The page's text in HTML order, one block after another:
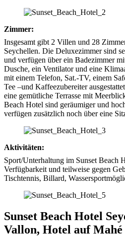
Zimmer:
Insgesamt gibt 2 Villen und 28
Seychellen. Die Deluxezimmer sind
und verfügen über ein Badezimmer
Dusche, ein Ventilator und eine
mit einem Telefon, Sat.-TV, einem
Tee –und Kaffeezubereiter
eine gemütliche Terrasse mit
Beach Hotel sind geräumiger und
verfügen zusätzlich noch über eine
Aktivitäten:
Sport/Unterhaltung im Sunset Beach
Verfügbarkeit und teilweise gegen
Tischtennis, Billard,
Sunset Beach Hotel
Vallon, Hotel auf Mahé